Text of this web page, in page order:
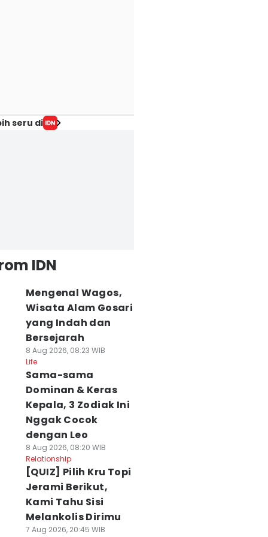
seru di
IDN
Mengenal Wagos,
Wisata Alam Gosari
yang Indah dan
Bersejarah
8 Aug 2026, 08:23 WIB
Life
Sama-sama
Dominan & Keras
Kepala, 3 Zodiak Ini
Nggak Cocok
dengan Leo
8 Aug 2026, 08:20 WIB
Relationship
[QUIZ] Pilih Kru Topi
Jerami Berikut,
Kami Tahu Sisi
Melankolis Dirimu
7 Aug 2026, 20:45 WIB